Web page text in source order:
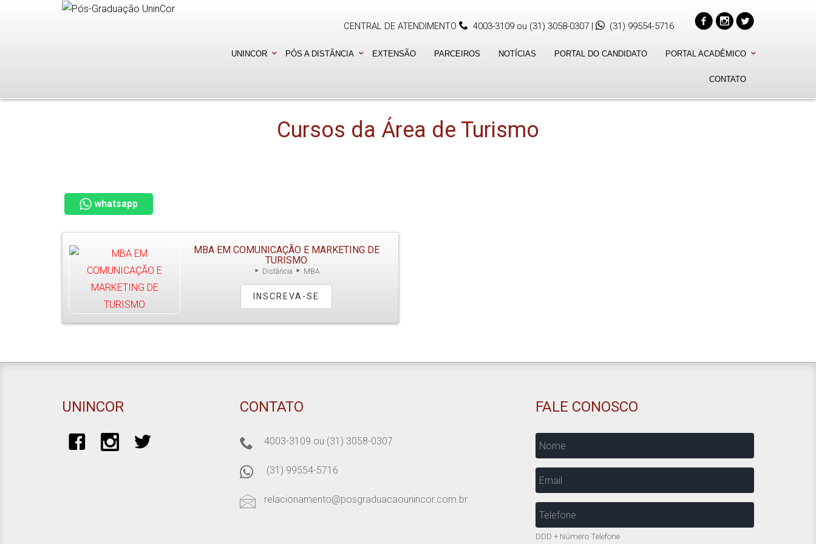
CENTRAL DE ATENDIMENTO 4003-3109 ou (31) 3058-0307 | (31) 99554-5716
UNINCOR PÓS A DISTÂNCIA EXTENSÃO PARCEIROS NOTÍCIAS PORTAL DO CANDIDATO PORTAL ACADÊMICO
CONTATO
Cursos da Área de Turismo
whatsapp
MBA EM COMUNICAÇÃO E MARKETING DE
TURISMO
Distância MBA
INSCREVA-SE
UNINCOR CONTATO
4003-3109 ou (31) 3058-0307
(31) 99554-5716
relacionamento@posgraduacaounincor.com.br
FALE CONOSCO
Nome
Email
Telefone
DDD + Número Telefone